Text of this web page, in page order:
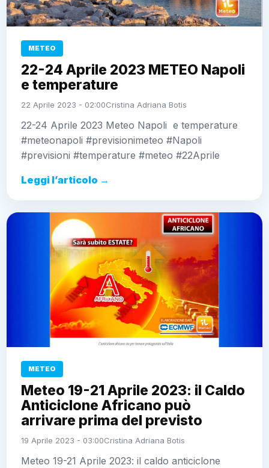
METEO
22-24 Aprile 2023 METEO Napoli
e temperature
22 Aprile 2023 - 02:00Cristina Adriana Botis
22-24 Aprile 2023 Meteo Napoli e temperature
#meteonapoli #previsionimeteo #Napoli
#previsioni #temperature #meteo #22Aprile
Leggi l’articolo →
METEO
Meteo 19-21 Aprile 2023: il Caldo
Anticiclone Africano può
arrivare prima del previsto
19 Aprile 2023 - 03:00Cristina Adriana Botis
Meteo 19-21 Aprile 2023: il caldo anticiclone